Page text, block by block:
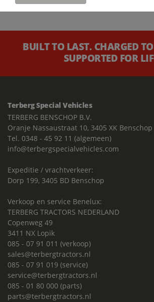
BUILT TO LAST. CHARGED
SUPPORTED FOR
Terberg Special Vehicles
TERBERG BENSCHOP B.V.
Oranje Nassaustraat 10, 3405 XK Benschop
Tel. 0348 - 45 92 11 (algemeen)
info@terbergspecialvehicles.com
Expeditie / vrachtverkeer:
Dorp 199, 3405 BD Benschop
Verkoop en service Benelux:
TERBERG TRACTORS NEDERLAND
Copenweg 49
3411 NX Lopik
085 - 07 91 011 (verkoop)
sales@terbergtractors.nl
085 - 07 91 019 (service)
service@terbergtractors.nl
085 - 01 80 000 (parts)
parts@terbergtractors.nl